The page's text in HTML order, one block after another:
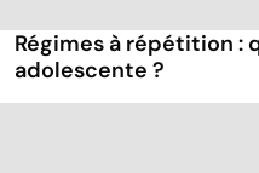
Régimes à répétition :
adolescente ?